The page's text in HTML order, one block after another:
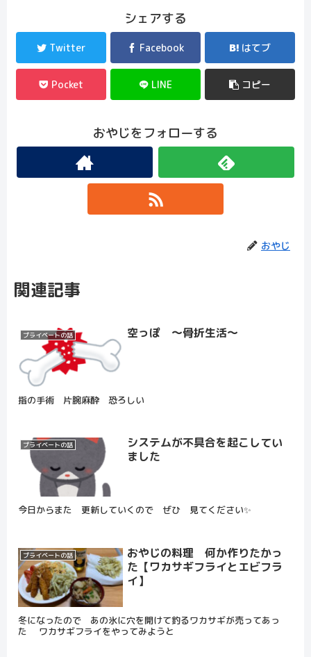
シェアする
Twitter Facebook はてブ
Pocket LINE コピー
おやじをフォローする
おやじ
関連記事
プライベートの話 空っぽ ～骨折生活～
指の手術 片腕麻酔 恐ろしい
プライベートの話
システムが不具合を起こしてい
ました
今日からまた 更新していくので ぜひ 見てください✨
プライベートの話
おやじの料理 何か作りたかっ
た【ワカサギフライとエビフラ
イ】
冬になったので あの氷に穴を開けて釣るワカサギが売ってあっ
た ワカサギフライをやってみようと